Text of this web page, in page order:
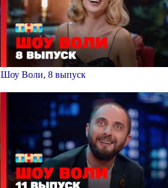
Шоу Воли, 8 выпуск